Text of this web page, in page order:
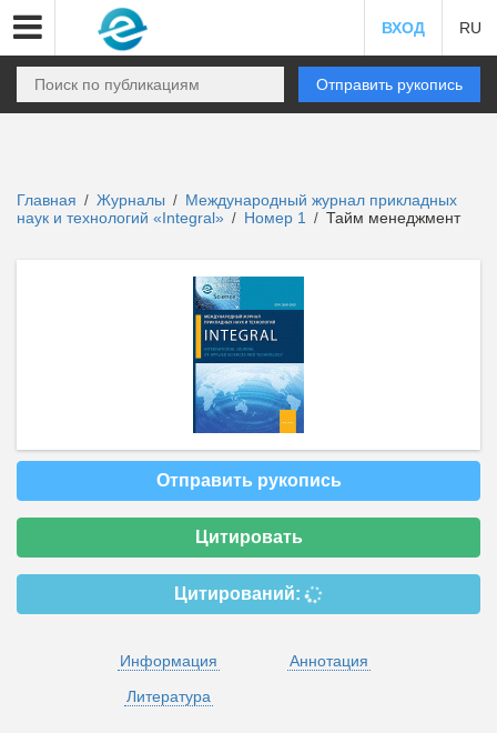
ВХОД RU
Отправить рукопись
Главная / Журналы / Международный журнал прикладных
наук и технологий «Integral» / Номер 1 / Тайм менеджмент
Отправить рукопись
Цитировать
Цитирований:
Информация
Аннотация
Литература